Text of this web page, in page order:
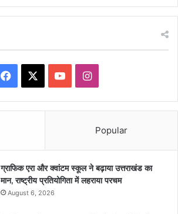
Facebook YouTubeInstagram
Popular
ग्राफिक एरा और क्वांटम स्कूल ने बढ़ाया उत्तराखंड का
मान, राष्ट्रीय प्रतियोगिता में लहराया परचम
August 6, 2026